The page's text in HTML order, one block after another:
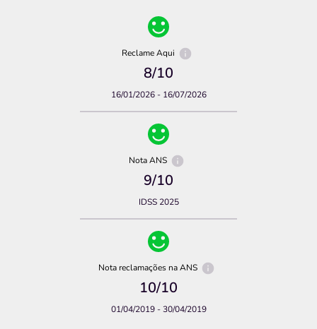
Reclame Aqui
8/10
16/01/2026 - 16/07/2026
Nota ANS
9/10
IDSS 2025
Nota reclamações na ANS
10/10
01/04/2019 - 30/04/2019